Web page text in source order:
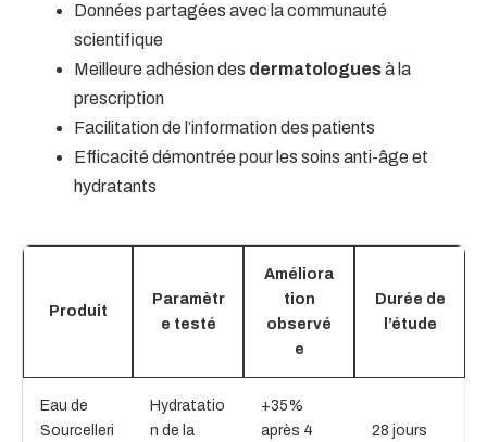
Données partagées avec la communauté
scientifique
Meilleure adhésion des dermatologuesà la
prescription
Facilitation de l’information des patients
Efficacité démontrée pour les soins anti-âge et
hydratants
Produit
Paramètr
e testé
Améliora
tion
observé
e
Durée de
l’étude
Eau de
Sourcelleri
Hydratatio
n de la
+35%
après 4
28 jours